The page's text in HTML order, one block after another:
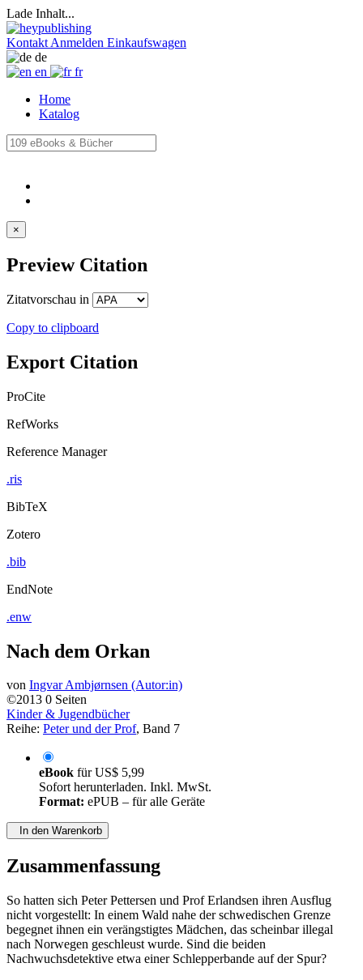
Lade Inhalt...
Kontakt Anmelden Einkaufswagen
de
en
fr
Home
Katalog
×
Preview Citation
Zitatvorschau in
Copy to clipboard
Export Citation
ProCite
RefWorks
Reference Manager
.ris
BibTeX
Zotero
.bib
EndNote
.enw
Nach dem Orkan
von Ingvar Ambjørnsen (Autor:in)
©2013 0 Seiten
Kinder & Jugendbücher
Reihe: Peter und der Prof, Band 7
eBook fürUS$ 5,99
Sofort herunterladen. Inkl. MwSt.
Format: ePUB – für alle Geräte
In den Warenkorb
Zusammenfassung
So hatten sich Peter Pettersen und Prof Erlandsen ihren Ausflug
nicht vorgestellt: In einem Wald nahe der schwedischen Grenze
begegnet ihnen ein verängstigtes Mädchen, das scheinbar illegal
nach Norwegen geschleust wurde. Sind die beiden
Nachwuchsdetektive etwa einer Schlepperbande auf der Spur?